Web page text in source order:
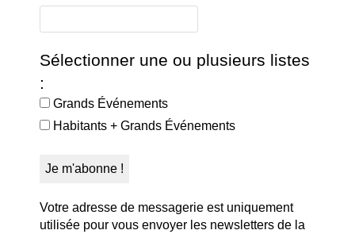
Sélectionner une ou plusieurs listes
:
Grands Événements
Habitants + Grands Événements
Votre adresse de messagerie est uniquement
utilisée pour vous envoyer les newsletters de la